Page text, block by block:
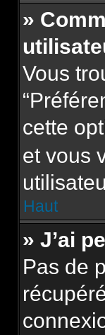
»
Vous
cette
et vous
Haut
» J’ai
Pas de